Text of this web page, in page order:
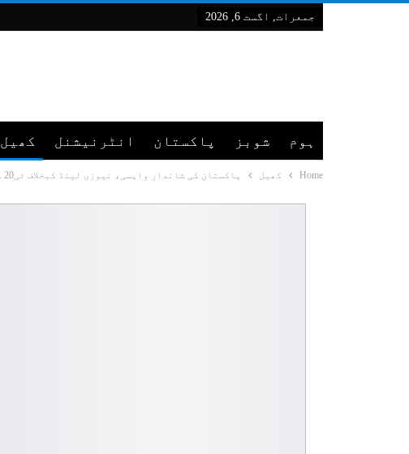
جمعرات, اگست 6, 2026
ہوم شوبز پاکستان انٹرنیشنل کھیل
Home کھیل پاکستان کی شاندار واپسی، نیوزی لینڈ کبخلاف ٹی20 سیریزمیں جیت کی امید برقرار